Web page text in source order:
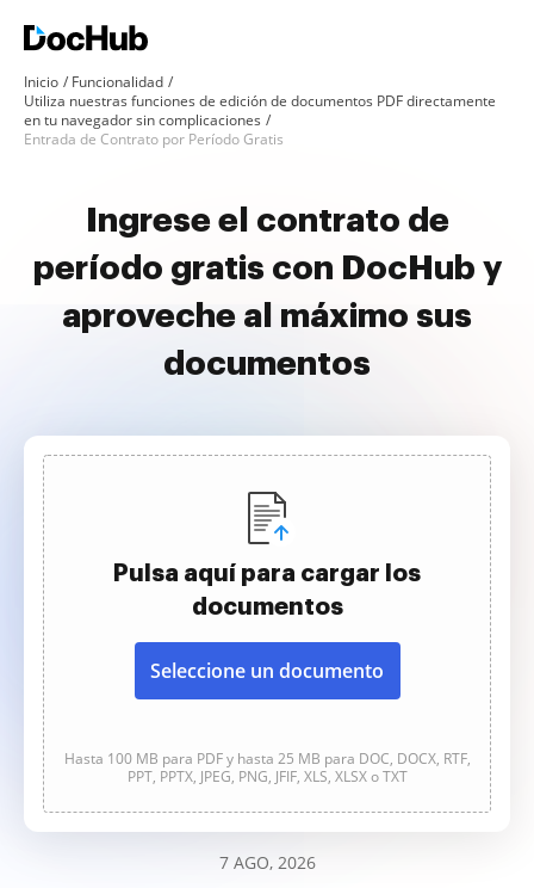
Inicio
Funcionalidad
Utiliza nuestras funciones de edición de documentos PDF directamente
en tu navegador sin complicaciones
Entrada de Contrato por Período Gratis
Ingrese el contrato de
período gratis con DocHub y
aproveche al máximo sus
documentos
Pulsa aquí para cargar los
documentos
Seleccione un documento
Hasta 100 MB para PDF y hasta 25 MB para DOC, DOCX, RTF,
PPT, PPTX, JPEG, PNG, JFIF, XLS, XLSX o TXT
7 AGO, 2026